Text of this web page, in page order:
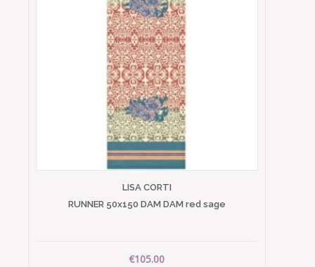
LISA CORTI
RUNNER 50x150 DAM DAM red sage
€105.00